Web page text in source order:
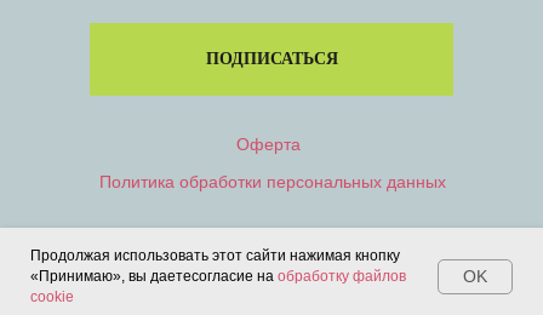
ПОДПИСАТЬСЯ
Политика обработки персональных данных
Оферта
Продолжая использовать этот сайти нажимая кнопку
«Принимаю», вы даетесогласие на обработку файлов
cookie
OK